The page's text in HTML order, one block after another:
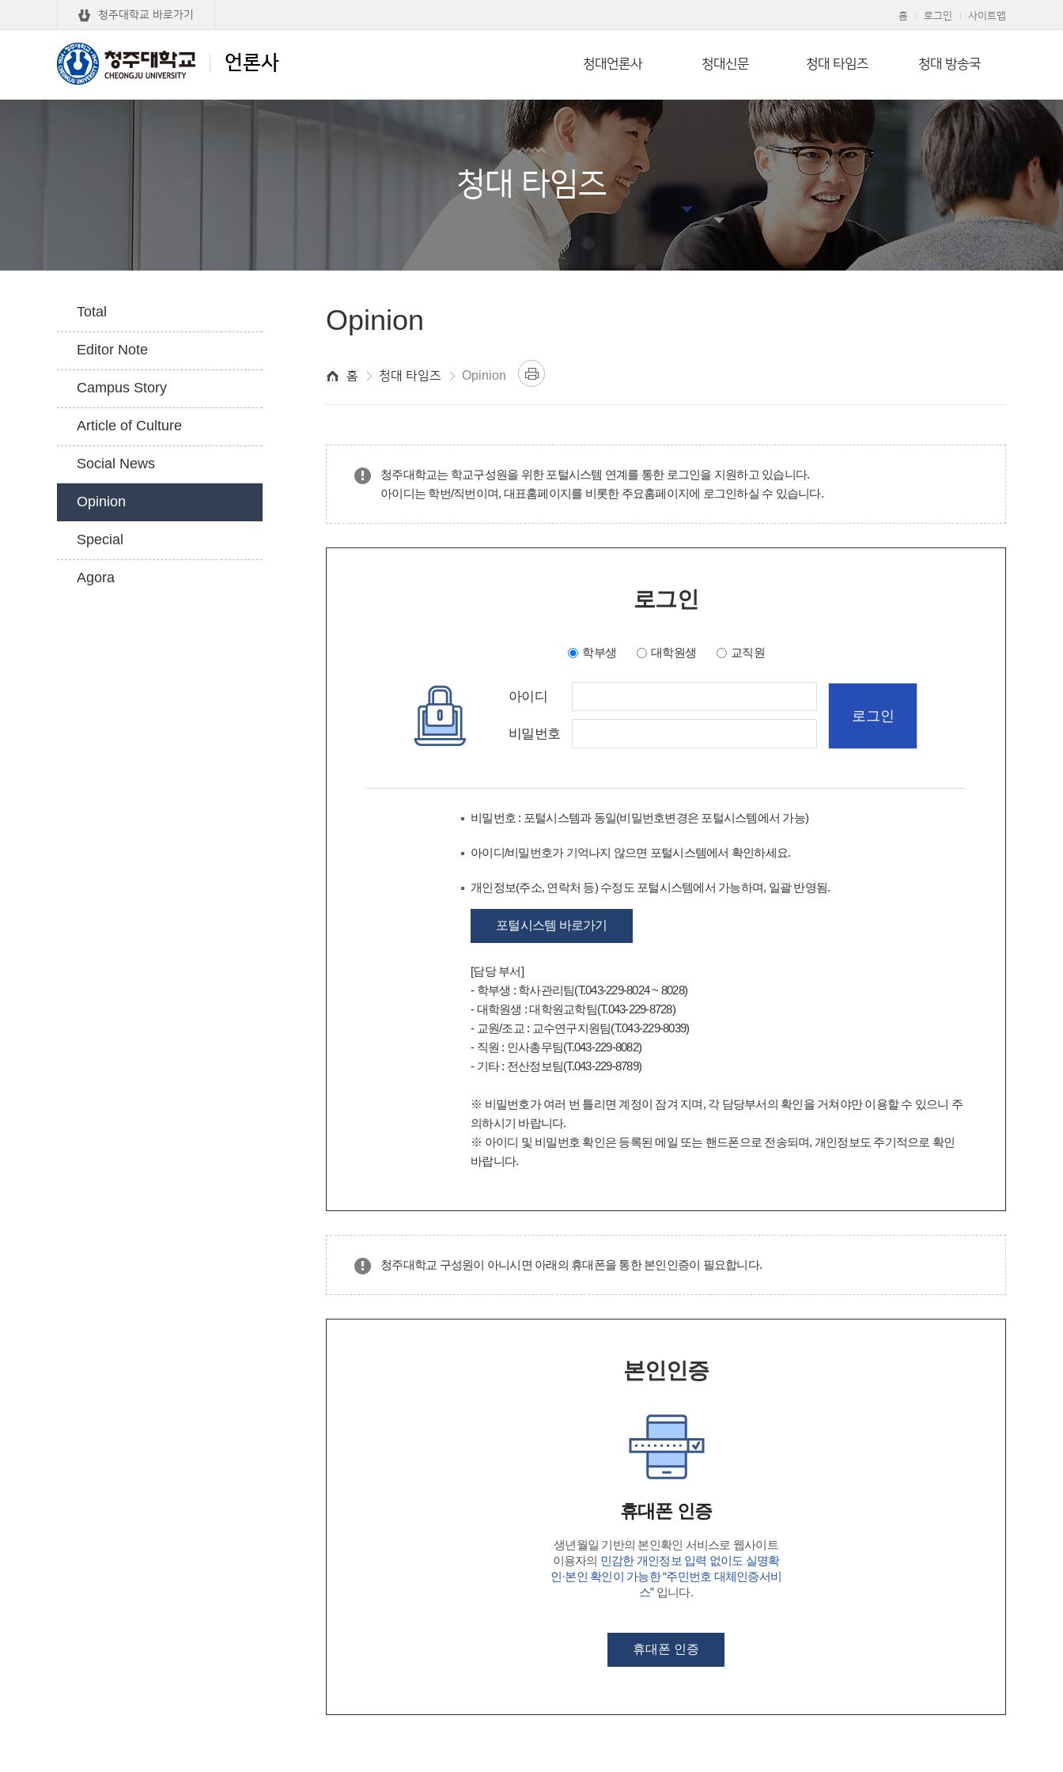
언론사
청주대학교 바로가기 홈 로그인 사이트맵
청대언론사 청대신문 청대 타임즈 청대 방송국
청대 타임즈
Total
Editor Note
Campus Story
Article of Culture
Social News
Opinion
Special
Agora
Opinion
홈 청대 타임즈 Opinion
청주대학교는 학교구성원을 위한 포털시스템 연계를 통한 로그인을 지원하고 있습니다.
아이디는 학번/직번이며, 대표홈페이지를 비롯한 주요홈페이지에 로그인하실 수 있습니다.
로그인
학부생 대학원생 교직원
아이디
비밀번호
비밀번호 : 포털시스템과 동일(비밀번호변경은 포털시스템에서 가능)
아이디/비밀번호가 기억나지 않으면 포털시스템에서 확인하세요.
개인정보(주소, 연락처 등) 수정도 포털시스템에서 가능하며, 일괄 반영됨.
포털시스템 바로가기
[담당 부서]
- 학부생 : 학사관리팀(T.043-229-8024 ~ 8028)
- 대학원생 : 대학원교학팀(T.043-229-8728)
- 교원/조교 : 교수연구지원팀(T.043-229-8039)
- 직원 : 인사총무팀(T.043-229-8082)
- 기타 : 전산정보팀(T.043-229-8789)
※ 비밀번호가 여러 번 틀리면 계정이 잠겨 지며, 각 담당부서의 확인을 거쳐야만 이용할 수 있으니 주
의하시기 바랍니다.
※ 아이디 및 비밀번호 확인은 등록된 메일 또는 핸드폰으로 전송되며, 개인정보도 주기적으로 확인
바랍니다.
청주대학교 구성원이 아니시면 아래의 휴대폰을 통한 본인인증이 필요합니다.
본인인증
휴대폰 인증
생년월일 기반의 본인확인 서비스로 웹사이트
이용자의 민감한 개인정보 입력 없이도 실명확
인·본인 확인이 가능한 “주민번호 대체인증서비
스”입니다.
휴대폰 인증